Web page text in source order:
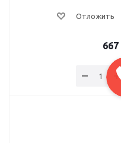
Отложить
667